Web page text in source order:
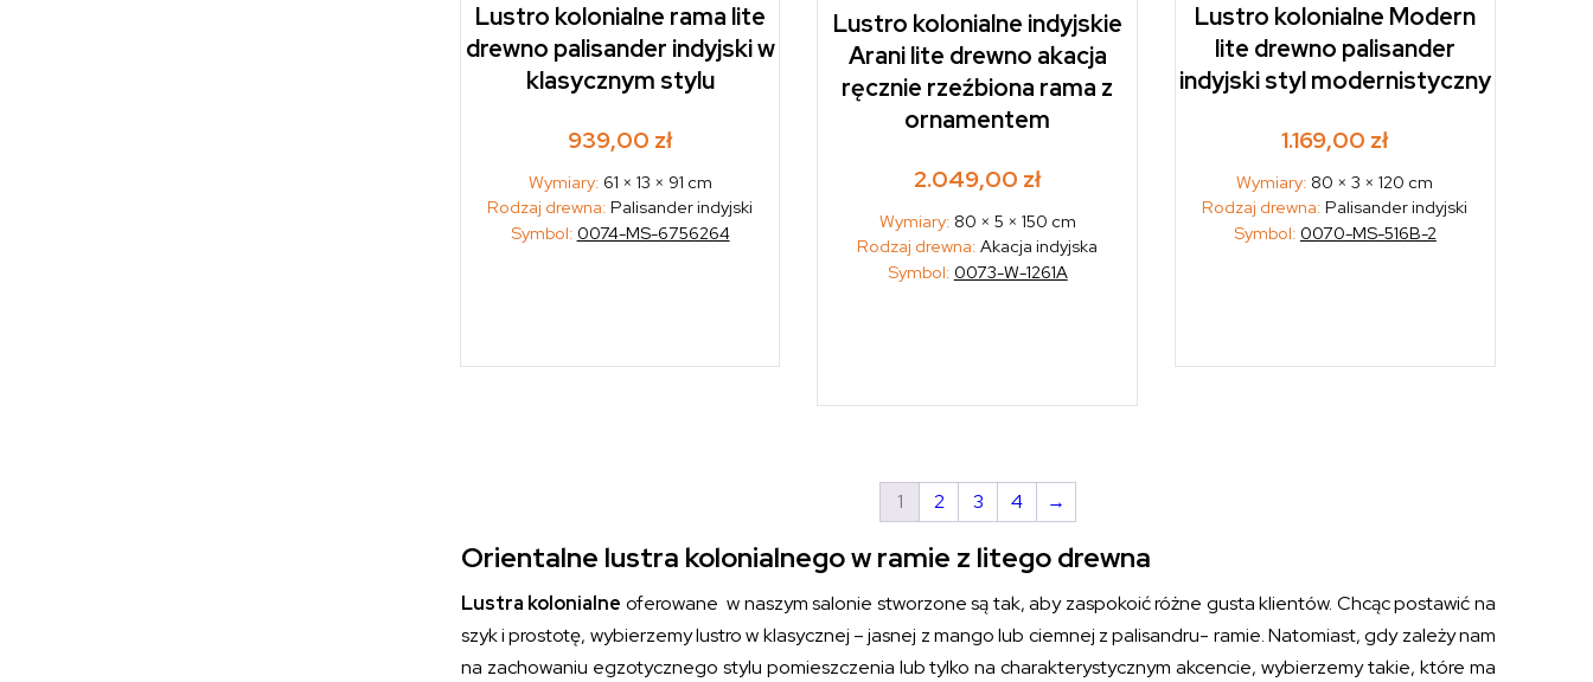
Lustro kolonialne rama lite
drewno palisander indyjski w
klasycznym stylu
939,00 zł
Wymiary: 61 × 13 × 91 cm
Rodzaj drewna: Palisander indyjski
Symbol: 0074-MS-6756264
Lustro kolonialne indyjskie
Arani lite drewno akacja
ręcznie rzeźbiona rama z
ornamentem
2.049,00 zł
Wymiary: 80 × 5 × 150 cm
Rodzaj drewna: Akacja indyjska
Symbol: 0073-W-1261A
Lustro kolonialne Modern
lite drewno palisander
indyjski styl modernistyczny
1.169,00 zł
Wymiary: 80 × 3 × 120 cm
Rodzaj drewna: Palisander indyjski
Symbol: 0070-MS-516B-2
1 2 3 4 →
Orientalne lustra kolonialnego w ramie z litego drewna
Lustra kolonialne oferowane w naszym salonie stworzone są tak, aby zaspokoić różne gusta klientów. Chcąc postawić na
szyk i prostotę, wybierzemy lustro w klasycznej – jasnej z mango lub ciemnej z palisandru- ramie. Natomiast, gdy zależy nam
na zachowaniu egzotycznego stylu pomieszczenia lub tylko na charakterystycznym akcencie, wybierzemy takie, które ma